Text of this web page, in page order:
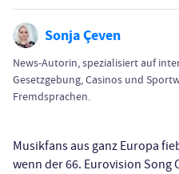
Sonja Çeven
News-Autorin, spezialisiert auf
Gesetzgebung, Casinos und
Fremdsprachen.
Musikfans aus ganz Europa
wenn der 66. Eurovision Song